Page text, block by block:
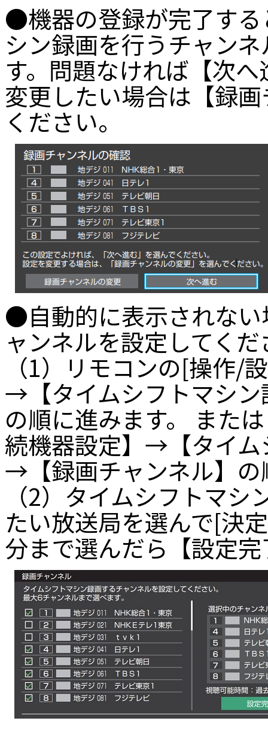
●機器の登録が完了する
シン録画を行うチャン
す。問題なければ【次
変更したい場合は【録
ください。
●自動的に表示されな
ャンネルを設定してく
（1）リモコンの[操作/
→【タイムシフトマシ
の順に進みます。 また
続機器設定】→【タイ
→【録画チャンネル】の
（2）タイムシフトマ
たい放送局を選んで[決
分まで選んだら【設定